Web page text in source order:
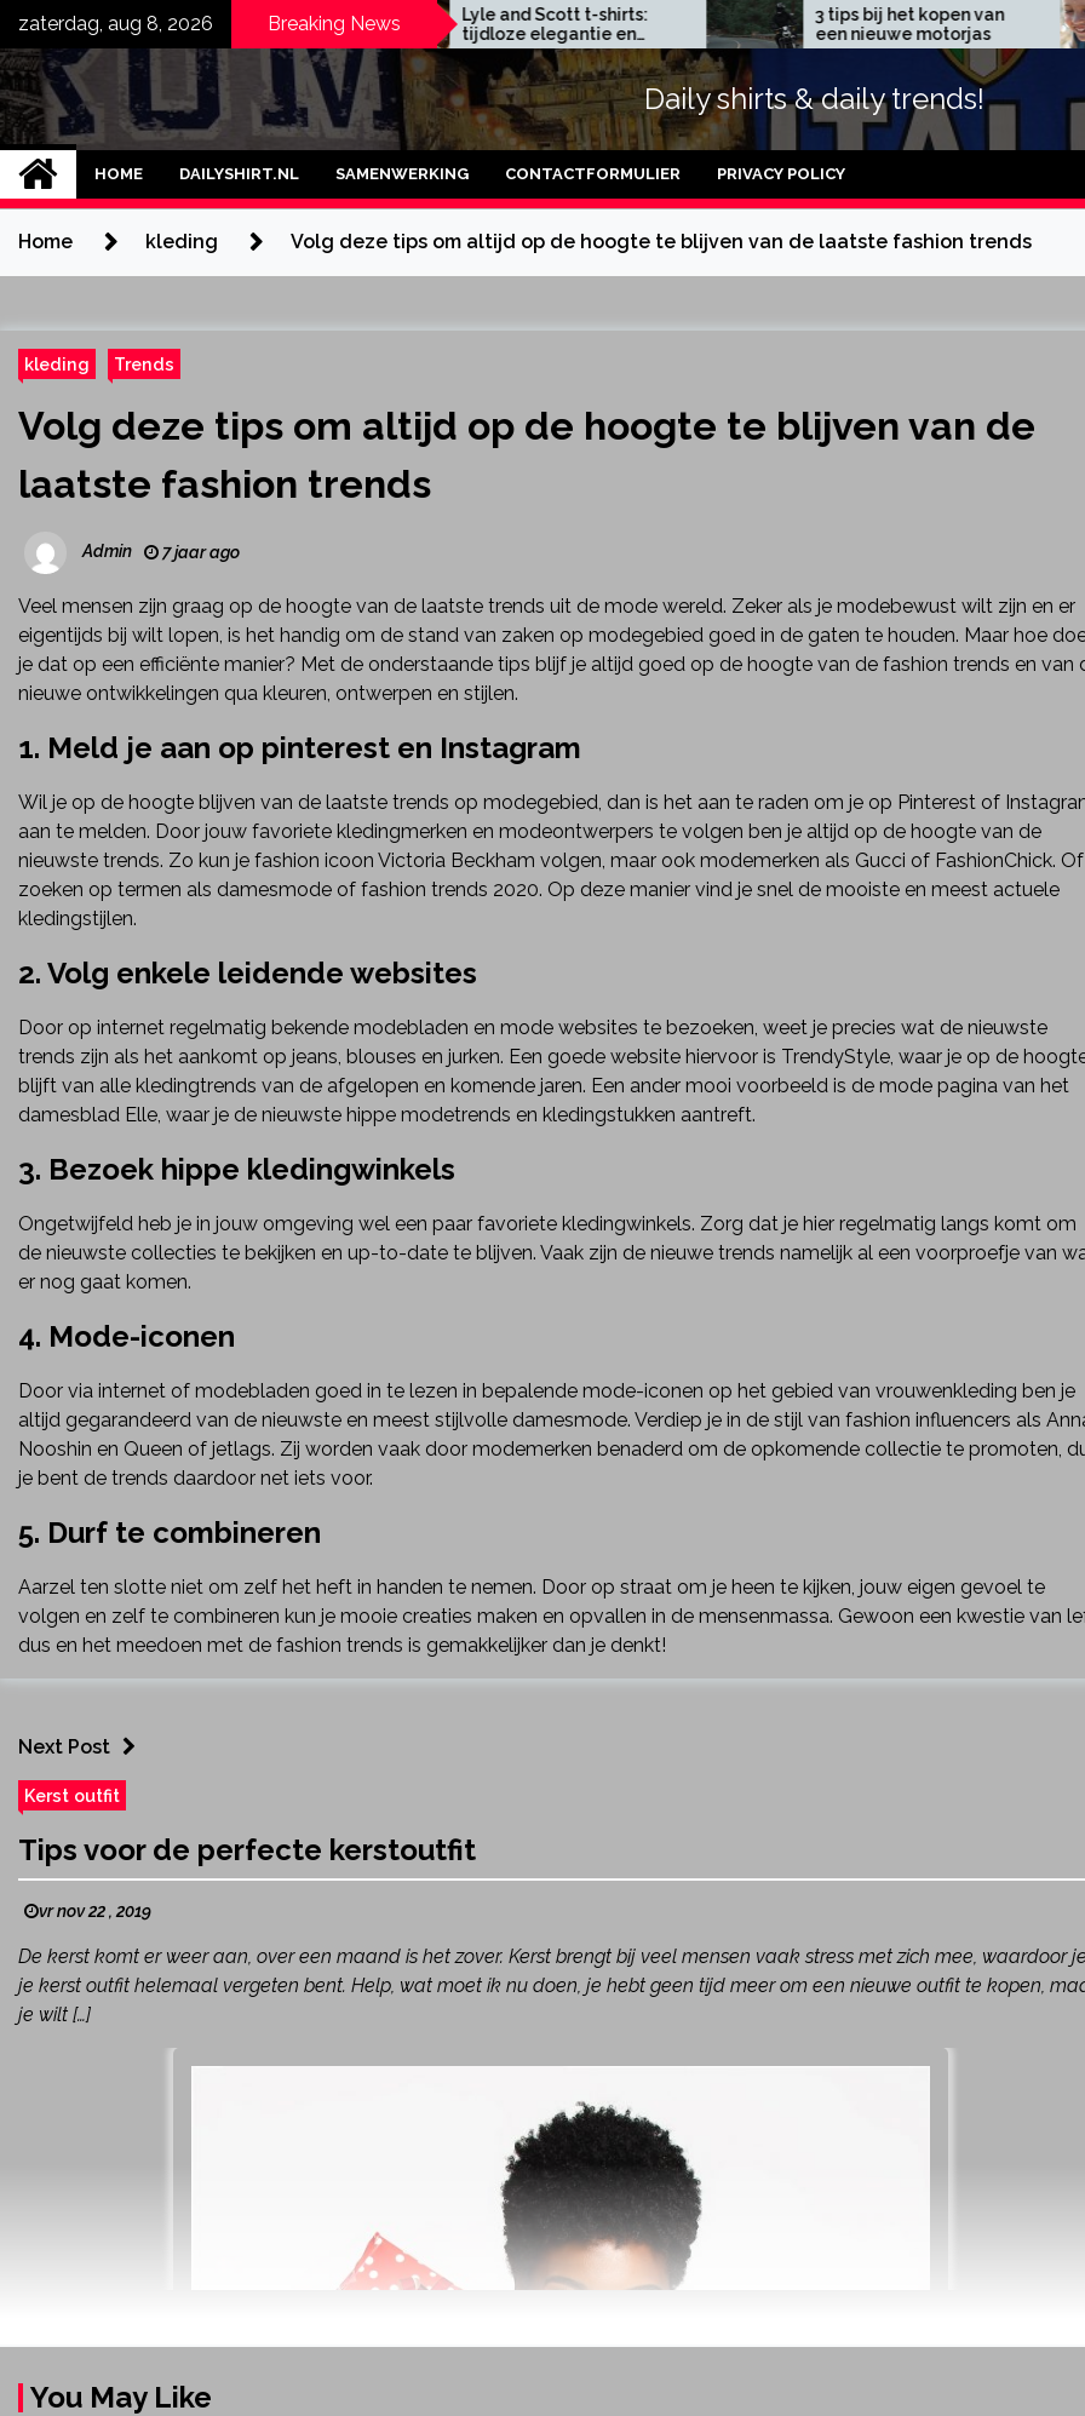
content
zaterdag, aug 8, 2026 Breaking News
Zo scheurt je ripped
jeans niet verder uit
Lyle and Scott t-shirts:
tijdloze elegantie en
kwaliteit
3 tips bij het kopen van
een nieuwe motorjas
Daily shirts & daily trends!
HOME DAILYSHIRT.NL SAMENWERKING CONTACTFORMULIER PRIVACY POLICY
Home kleding Volg deze tips om altijd op de hoogte te blijven van de laatste fashion trends
kleding Trends
Volg deze tips om altijd op de hoogte te blijven van de
laatste fashion trends
Admin 7 jaar ago
Veel mensen zijn graag op de hoogte van de laatste trends uit de mode wereld. Zeker als je modebewust wilt zijn en er
eigentijds bij wilt lopen, is het handig om de stand van zaken op modegebied goed in de gaten te houden. Maar hoe
je dat op een efficiënte manier? Met de onderstaande tips blijf je altijd goed op de hoogte van de fashion trends en van
nieuwe ontwikkelingen qua kleuren, ontwerpen en stijlen.
1. Meld je aan op pinterest en Instagram
Wil je op de hoogte blijven van de laatste trends op modegebied, dan is het aan te raden om je op Pinterest of
aan te melden. Door jouw favoriete kledingmerken en modeontwerpers te volgen ben je altijd op de hoogte van de
nieuwste trends. Zo kun je fashion icoon Victoria Beckham volgen, maar ook modemerken als Gucci of FashionChick. Of
zoeken op termen als damesmode of fashion trends 2020. Op deze manier vind je snel de mooiste en meest actuele
kledingstijlen.
2. Volg enkele leidende websites
Door op internet regelmatig bekende modebladen en mode websites te bezoeken, weet je precies wat de nieuwste
trends zijn als het aankomt op jeans, blouses en jurken. Een goede website hiervoor is TrendyStyle, waar je op de
blijft van alle kledingtrends van de afgelopen en komende jaren. Een ander mooi voorbeeld is de mode pagina van het
damesblad Elle, waar je de nieuwste hippe modetrends en kledingstukken aantreft.
3. Bezoek hippe kledingwinkels
Ongetwijfeld heb je in jouw omgeving wel een paar favoriete kledingwinkels. Zorg dat je hier regelmatig langs komt om
de nieuwste collecties te bekijken en up-to-date te blijven. Vaak zijn de nieuwe trends namelijk al een voorproefje van
er nog gaat komen.
4. Mode-iconen
Door via internet of modebladen goed in te lezen in bepalende mode-iconen op het gebied van vrouwenkleding ben je
altijd gegarandeerd van de nieuwste en meest stijlvolle damesmode. Verdiep je in de stijl van fashion influencers als
Nooshin en Queen of jetlags. Zij worden vaak door modemerken benaderd om de opkomende collectie te promoten,
je bent de trends daardoor net iets voor.
5. Durf te combineren
Aarzel ten slotte niet om zelf het heft in handen te nemen. Door op straat om je heen te kijken, jouw eigen gevoel te
volgen en zelf te combineren kun je mooie creaties maken en opvallen in de mensenmassa. Gewoon een kwestie van
dus en het meedoen met de fashion trends is gemakkelijker dan je denkt!
Next Post
Kerst outfit
Tips voor de perfecte kerstoutfit
vr nov 22 , 2019
De kerst komt er weer aan, over een maand is het zover. Kerst brengt bij veel mensen vaak stress met zich mee, waardoor
je kerst outfit helemaal vergeten bent. Help, wat moet ik nu doen, je hebt geen tijd meer om een nieuwe outfit te kopen,
je wilt […]
You May Like